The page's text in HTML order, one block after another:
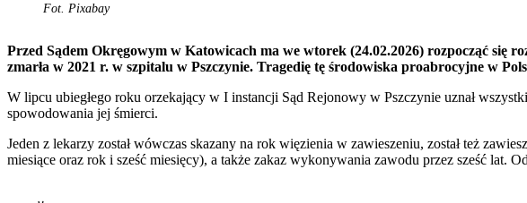
Fot. Pixabay
Przed Sądem Okręgowym w Katowicach ma we wtorek (24.02.2026) rozpocząć się
zmarła w 2021 r. w szpitalu w Pszczynie. Tragedię tę środowiska proabrocyjne w
W lipcu ubiegłego roku orzekający w I instancji Sąd Rejonowy w Pszczynie uznał
spowodowania jej śmierci.
Jeden z lekarzy został wówczas skazany na rok więzienia w zawieszeniu, został też
miesiące oraz rok i sześć miesięcy), a także zakaz wykonywania zawodu przez sześć lat.